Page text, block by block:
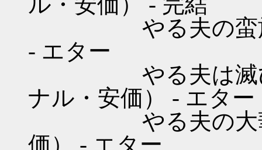
やる夫の蛮族経
- エター
やる夫は滅びに
ナル・安価） - エター
やる夫の大華旅
価） - エター